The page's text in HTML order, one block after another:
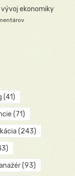
vývoj ekonomiky
(41)
(71)
(243)
(93)